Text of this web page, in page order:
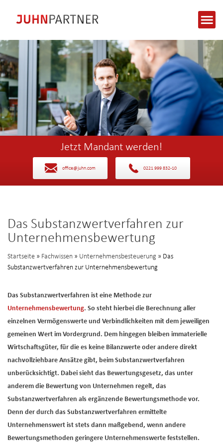
Jetzt Mandant werden!
office@juhn.com 0221 999 832-10
Das Substanzwertverfahren zur
Unternehmensbewertung
Startseite » Fachwissen » Unternehmensbesteuerung » Das
Substanzwertverfahren zur Unternehmensbewertung
Das Substanzwertverfahren ist eine Methode zur
Unternehmensbewertung. So steht hierbei die Berechnung aller
einzelnen Vermögenswerte und Verbindlichkeiten mit dem jeweiligen
gemeinen Wert im Vordergrund. Dem hingegen bleiben immaterielle
Wirtschaftsgüter, für die es keine Bilanzwerte oder andere direkt
nachvollziehbare Ansätze gibt, beim Substanzwertverfahren
unberücksichtigt. Dabei sieht das Bewertungsgesetz, das unter
anderem die Bewertung von Unternehmen regelt, das
Substanzwertverfahren als ergänzende Bewertungsmethode vor.
Denn der durch das Substanzwertverfahren ermittelte
Unternehmenswert ist stets dann maßgebend, wenn andere
Bewertungsmethoden geringere Unternehmenswerte feststellen.